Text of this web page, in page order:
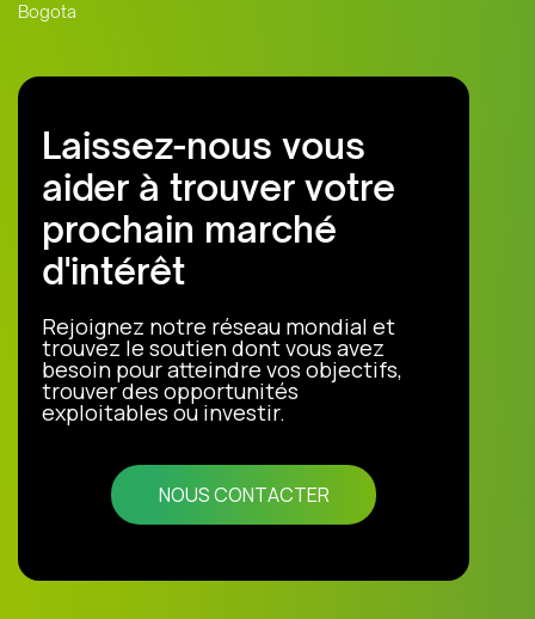
Bogota
Laissez-nous vous
aider à trouver votre
prochain marché
d'intérêt
Rejoignez notre réseau mondial et
trouvez le soutien dont vous avez
besoin pour atteindre vos objectifs,
trouver des opportunités
exploitables ou investir.
NOUS CONTACTER